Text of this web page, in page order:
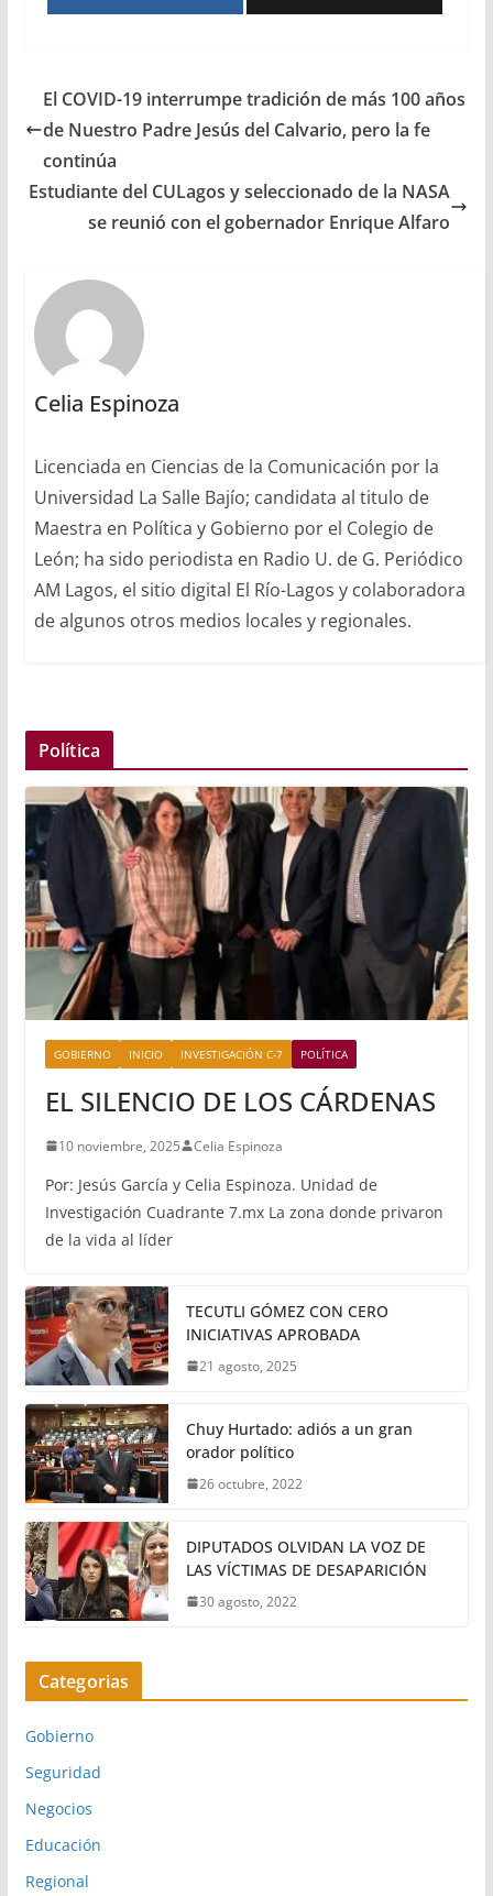
El COVID-19 interrumpe tradición de más 100 años
de Nuestro Padre Jesús del Calvario, pero la fe
continúa
Estudiante del CULagos y seleccionado de la NASA
se reunió con el gobernador Enrique Alfaro
Celia Espinoza
Licenciada en Ciencias de la Comunicación por la
Universidad La Salle Bajío; candidata al titulo de
Maestra en Política y Gobierno por el Colegio de
León; ha sido periodista en Radio U. de G. Periódico
AM Lagos, el sitio digital El Río-Lagos y colaboradora
de algunos otros medios locales y regionales.
Política
GOBIERNO INICIO INVESTIGACIÓN C-7 POLÍTICA
EL SILENCIO DE LOS CÁRDENAS
10 noviembre, 2025 Celia Espinoza
Por: Jesús García y Celia Espinoza. Unidad de
Investigación Cuadrante 7.mx La zona donde privaron
de la vida al líder
TECUTLI GÓMEZ CON CERO
INICIATIVAS APROBADA
21 agosto, 2025
Chuy Hurtado: adiós a un gran
orador político
26 octubre, 2022
DIPUTADOS OLVIDAN LA VOZ DE
LAS VÍCTIMAS DE DESAPARICIÓN
30 agosto, 2022
Categorias
Gobierno
Seguridad
Negocios
Educación
Regional